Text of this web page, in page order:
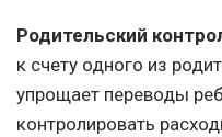
Родительский
к счету одного из
упрощает переводы
контролировать